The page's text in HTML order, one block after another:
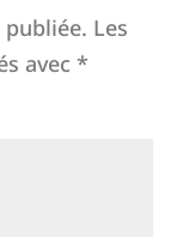
Les
avec *